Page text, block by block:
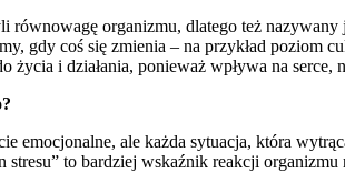
organizmu, dlatego też
gdy coś się zmienia – na przykład poziom
i działania, ponieważ wpływa na serce,
emocjonalne, ale każda sytuacja, która
to bardziej wskaźnik reakcji